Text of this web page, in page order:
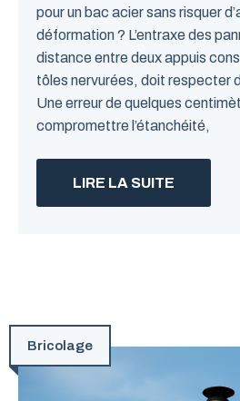
pour un bac acier sans risquer
déformation ? L’entraxe des
distance entre deux appuis
tôles nervurées, doit respecter
Une erreur de quelques
compromettre l’étanchéité,
LIRE LA SUITE
Bricolage